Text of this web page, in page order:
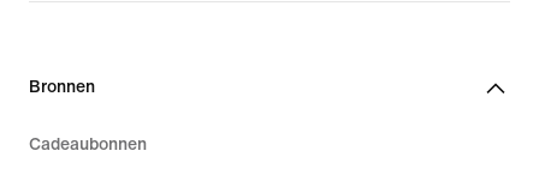
Bronnen
Cadeaubonnen